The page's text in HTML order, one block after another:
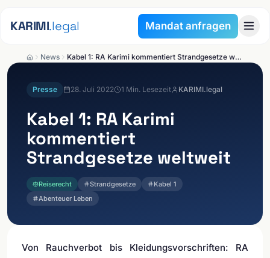
KARIMI.legal Mandat anfragen
News Kabel 1: RA Karimi kommentiert Strandgesetze weltweit
Presse 28. Juli 2022 1 Min. Lesezeit KARIMI.legal
Kabel 1: RA Karimi
kommentiert
Strandgesetze weltweit
Reiserecht Strandgesetze
Kabel 1
Abenteuer Leben
Von Rauchverbot bis Kleidungsvorschriften: RA